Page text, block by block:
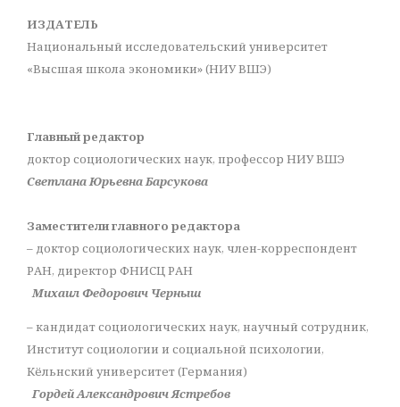
ИЗДАТЕЛЬ
Национальный исследовательский университет
«Высшая школа экономики» (НИУ ВШЭ)
Главный редактор
доктор социологических наук, профессор НИУ ВШЭ
Светлана Юрьевна Барсукова
Заместители главного редактора
– доктор социологических наук, член-корреспондент
РАН, директор ФНИСЦ РАН
Михаил Федорович Черныш
– кандидат социологических наук, научный сотрудник,
Институт социологии и социальной психологии,
Кёльнский университет (Германия)
Гордей Александрович Ястребов